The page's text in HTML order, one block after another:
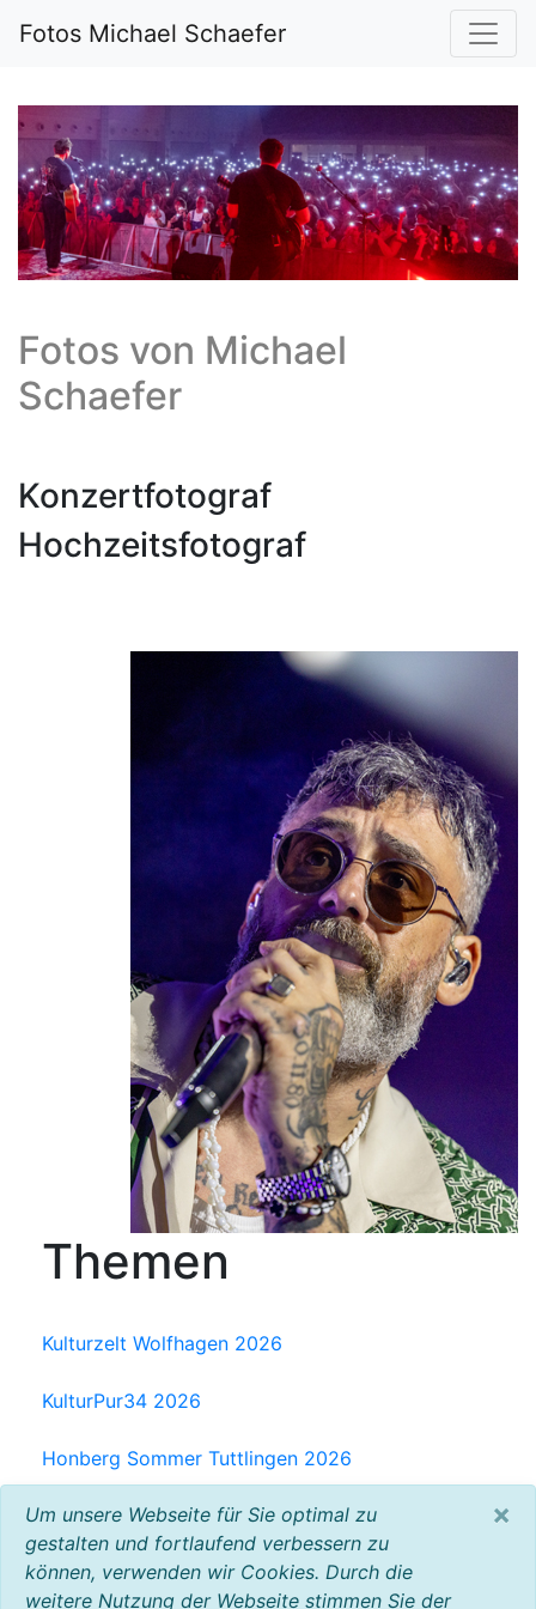
Fotos Michael Schaefer
Fotos von Michael
Schaefer
Konzertfotograf
Hochzeitsfotograf
Themen
Kulturzelt Wolfhagen 2026
KulturPur34 2026
Honberg Sommer Tuttlingen 2026
Milchwerk Musik Festival Radolfzell 2025
Baltic Open Air 2025
VW Bus Festival 2023
Um unsere Webseite für Sie optimal zu
gestalten und fortlaufend verbessern zu
können, verwenden wir Cookies. Durch die
weitere Nutzung der Webseite stimmen Sie der
×